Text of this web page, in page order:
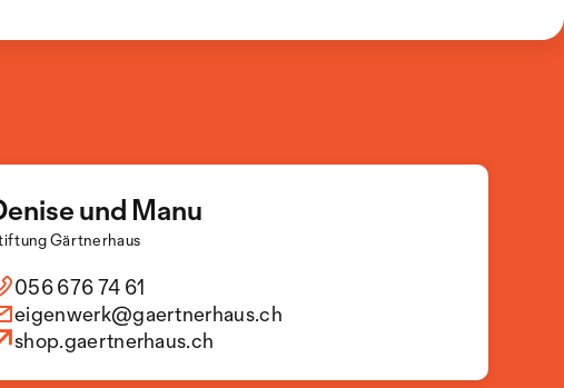
und Manu
Gärtnerhaus
056 676 74 61
eigenwerk@gaertnerhaus.ch
shop.gaertnerhaus.ch